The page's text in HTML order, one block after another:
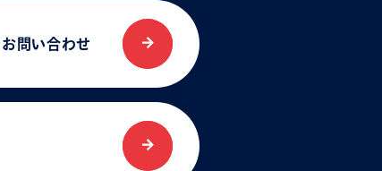
お問い合わせ